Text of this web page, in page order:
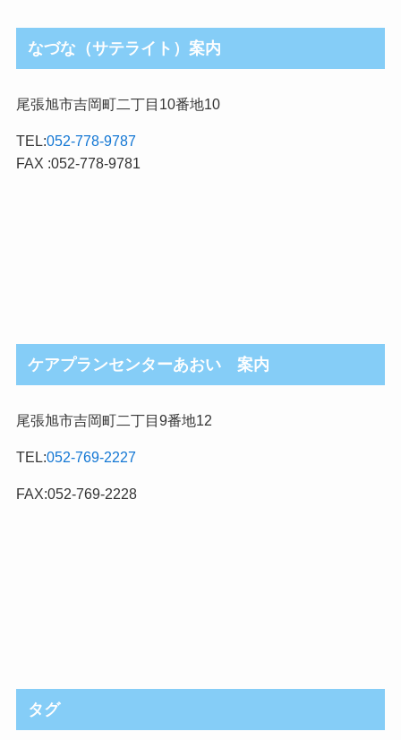
なづな（サテライト）案内
尾張旭市吉岡町二丁目10番地10
TEL:052-778-9787
FAX :052-778-9781
ケアプランセンターあおい 案内
尾張旭市吉岡町二丁目9番地12
TEL:052-769-2227
FAX:052-769-2228
タグ